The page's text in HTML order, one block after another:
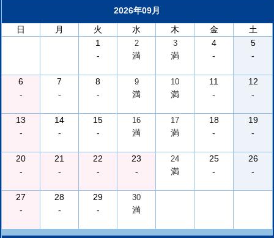
2026年09月
日
月 火 水 木 金
土
1
-
2
満
3
満
4
-
5
-
6
-
7
-
8
-
9
満
10
満
11
-
12
-
13
-
14
-
15
-
16
満
17
満
18
-
19
-
20
-
21
-
22
-
23
-
24
満
25
-
26
-
27
-
28
-
29
-
30
満